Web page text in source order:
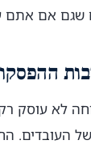
שגם אם אתם
לא עוסק
העובדים.